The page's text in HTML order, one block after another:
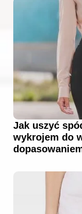
Jak uszyć
wykrojem do